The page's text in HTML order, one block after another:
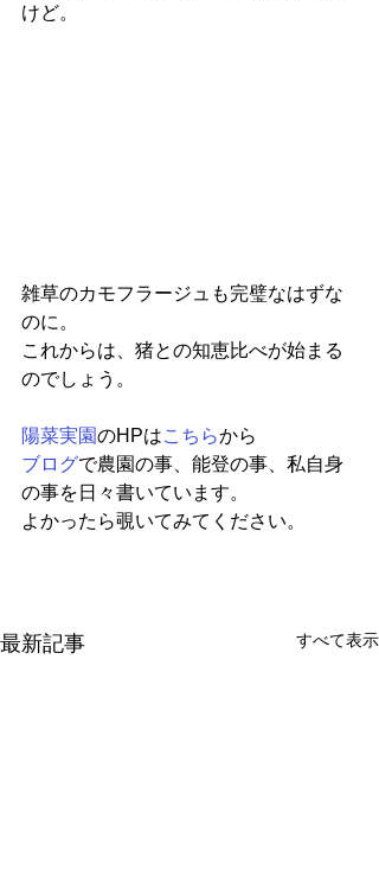
けど。
雑草のカモフラージュも完璧なはずな
のに。
これからは、猪との知恵比べが始まる
のでしょう。
陽菜実園のHPはこちらから
ブログで農園の事、能登の事、私自身
の事を日々書いています。
よかったら覗いてみてください。
最新記事 すべて表示